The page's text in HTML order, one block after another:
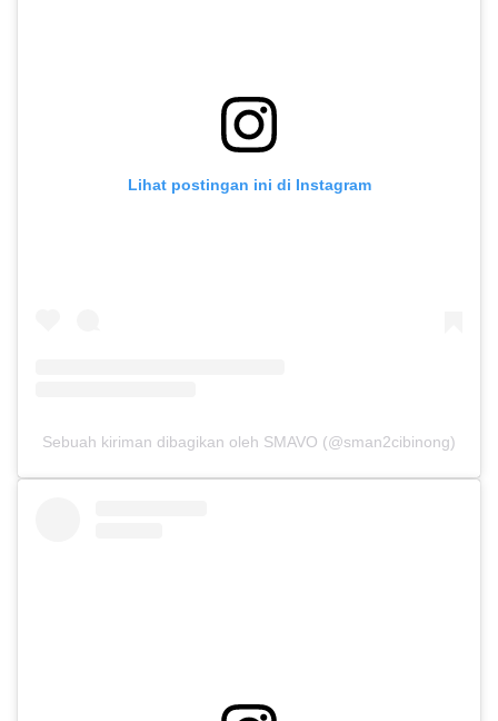
Lihat postingan ini di Instagram
Sebuah kiriman dibagikan oleh SMAVO (@sman2cibinong)